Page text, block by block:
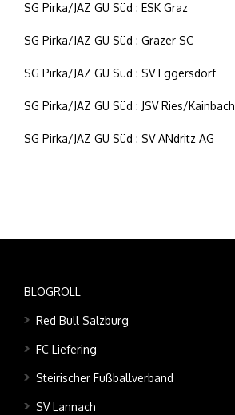
SG Pirka/JAZ GU Süd : ESK Graz
SG Pirka/JAZ GU Süd : Grazer SC
SG Pirka/JAZ GU Süd : SV Eggersdorf
SG Pirka/JAZ GU Süd : JSV Ries/Kainbach
SG Pirka/JAZ GU Süd : SV ANdritz AG
BLOGROLL
Red Bull Salzburg
FC Liefering
Steirischer Fußballverband
SV Lannach